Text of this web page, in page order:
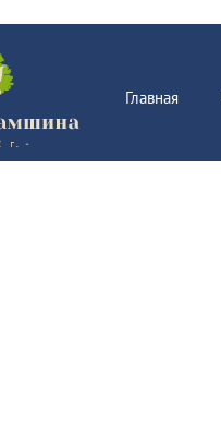
Главная